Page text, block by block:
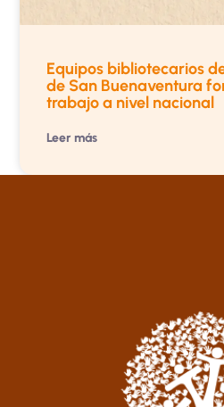
Equipos bibliotecarios
de San Buenaventura
trabajo a nivel nacional
Leer más